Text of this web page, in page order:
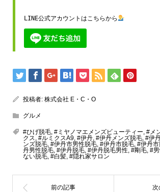
LINE公式アカウントはこちらから
投稿者: 株式会社 E・C・O
グルメ
#ひげ脱毛, #ミヤノマエメンズビューティー, #メ
クス, #ルミクスA9, #伊丹, #伊丹メンズ脱毛, #伊
ンズ脱毛, #伊丹市男性脱毛, #伊丹市脱毛, #伊丹
丹男性脱毛, #伊丹脱毛, #伊丹脱毛男性, #剛毛, #
ない脱毛, #白髪, #隠れ家サロン